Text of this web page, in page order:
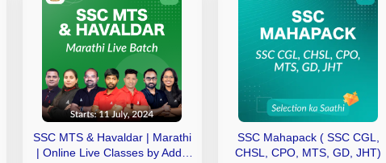
SSC MTS & Havaldar | Marathi
| Online Live Classes by Adda
SSC Mahapack ( SSC CGL,
CHSL, CPO, MTS, GD, JHT)